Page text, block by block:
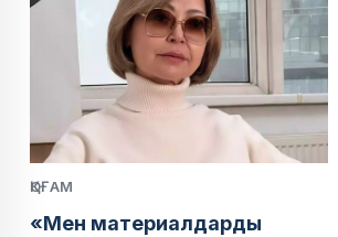
ҚОҒАМ
«Мен материалдарды